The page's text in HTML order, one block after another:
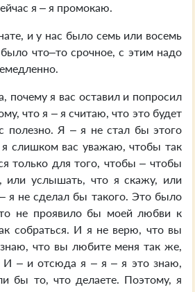
я – я промокаю.
и у нас было семь или восемь
что–то срочное, с этим надо
почему я вас оставил и попросил
что я – я считаю, что это будет
полезно. Я – я не стал бы этого
я слишком вас уважаю, чтобы так
только для того, чтобы – чтобы
или услышать, что я скажу, или
я не сделал бы такого. Это было
не проявило бы моей любви к
собраться. И я не верю, что вы
что вы любите меня так же,
– и отсюда я – я – я это знаю,
бы то, что делаете. Поэтому, я